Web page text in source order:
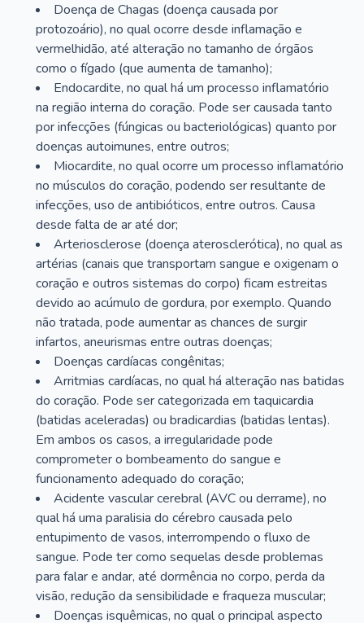
Doença de Chagas (doença causada por
protozoário), no qual ocorre desde inflamação e
vermelhidão, até alteração no tamanho de órgãos
como o fígado (que aumenta de tamanho);
Endocardite, no qual há um processo inflamatório
na região interna do coração. Pode ser causada tanto
por infecções (fúngicas ou bacteriológicas) quanto por
doenças autoimunes, entre outros;
Miocardite, no qual ocorre um processo inflamatório
no músculos do coração, podendo ser resultante de
infecções, uso de antibióticos, entre outros. Causa
desde falta de ar até dor;
Arteriosclerose (doença aterosclerótica), no qual as
artérias (canais que transportam sangue e oxigenam o
coração e outros sistemas do corpo) ficam estreitas
devido ao acúmulo de gordura, por exemplo. Quando
não tratada, pode aumentar as chances de surgir
infartos, aneurismas entre outras doenças;
Doenças cardíacas congênitas;
Arritmias cardíacas, no qual há alteração nas batidas
do coração. Pode ser categorizada em taquicardia
(batidas aceleradas) ou bradicardias (batidas lentas).
Em ambos os casos, a irregularidade pode
comprometer o bombeamento do sangue e
funcionamento adequado do coração;
Acidente vascular cerebral (AVC ou derrame), no
qual há uma paralisia do cérebro causada pelo
entupimento de vasos, interrompendo o fluxo de
sangue. Pode ter como sequelas desde problemas
para falar e andar, até dormência no corpo, perda da
visão, redução da sensibilidade e fraqueza muscular;
Doenças isquêmicas, no qual o principal aspecto